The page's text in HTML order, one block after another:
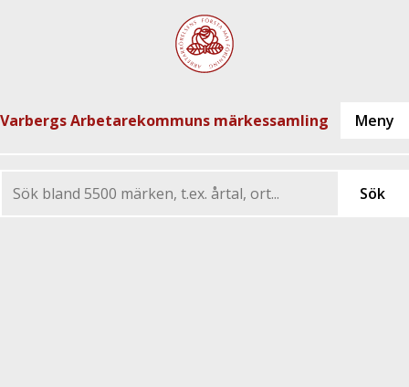
Varbergs Arbetarekommuns märkessamling